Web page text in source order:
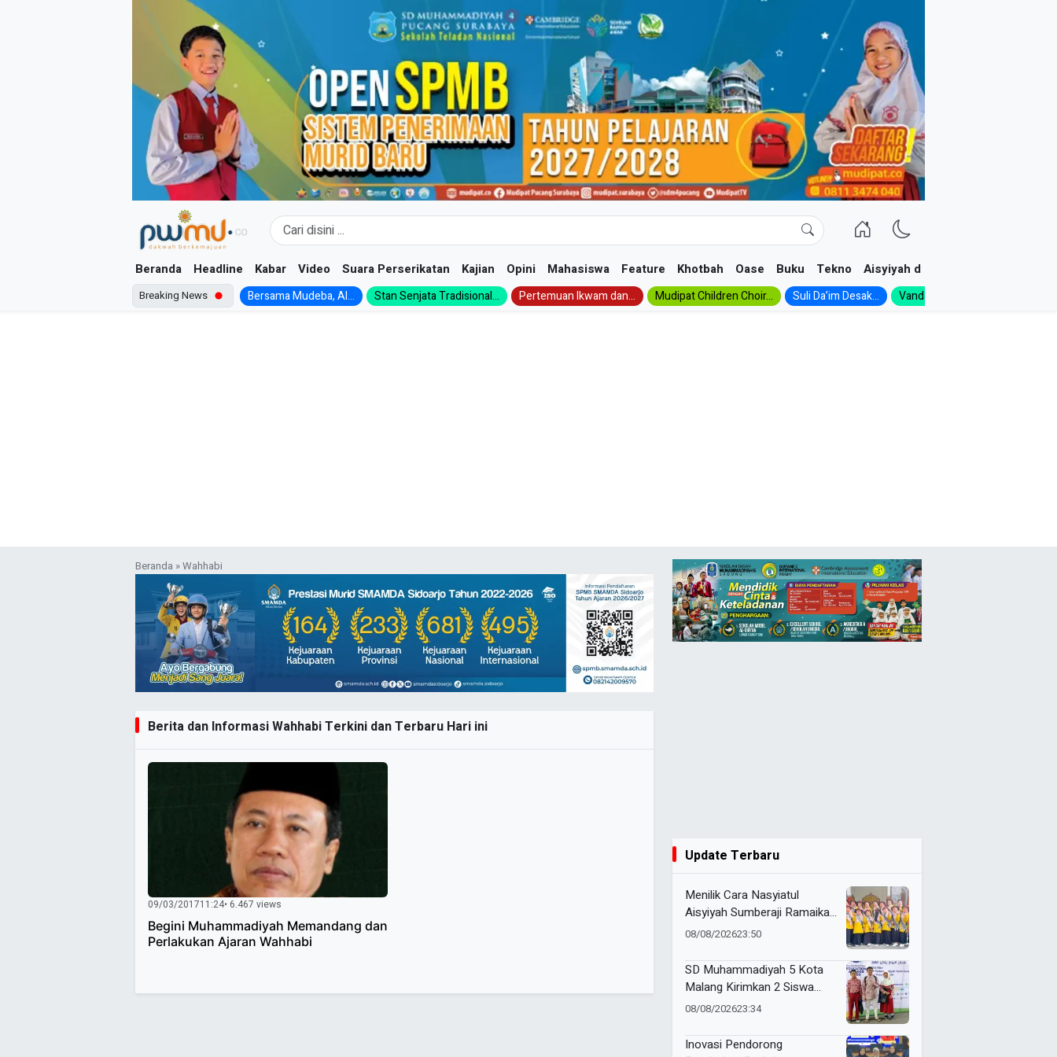
Beranda Headline Kabar Video Suara Perserikatan Kajian Opini Mahasiswa Feature Khotbah Oase Buku Tekno Aisyiyah dan NA
Breaking News Bersama Mudeba, Al... Stan Senjata Tradisional... Pertemuan Ikwam dan... Mudipat Children Choir... Suli Da’im Desak... Vanda, Siswa SMK...
Beranda »Wahhabi
Berita dan Informasi Wahhabi Terkini dan Terbaru Hari ini
09/03/201711:24• 6.467 views
Begini Muhammadiyah Memandang dan
Perlakukan Ajaran Wahhabi
Update Terbaru
Menilik Cara Nasyiatul
Aisyiyah Sumberaji Ramaikan
HUT ke-81 RI Kecamatan
08/08/202623:50
SD Muhammadiyah 5 Kota
Malang Kirimkan 2 Siswa
Terbaiknya ke ME Award
08/08/202623:34
Inovasi Pendorong